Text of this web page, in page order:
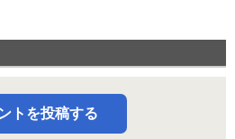
トを投稿する